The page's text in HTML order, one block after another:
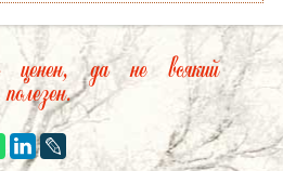
да не всякий
полезен.